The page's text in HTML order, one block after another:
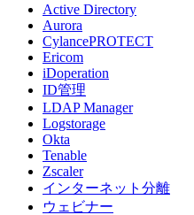
Active Directory
Aurora
CylancePROTECT
Ericom
iDoperation
ID管理
LDAP Manager
Logstorage
Okta
Tenable
Zscaler
インターネット分離
ウェビナー